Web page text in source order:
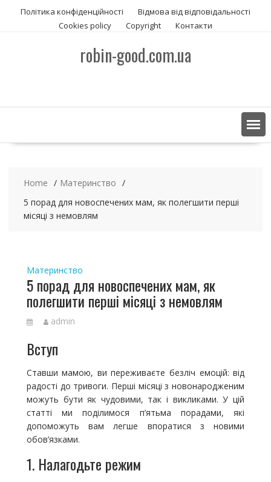
e
Політика конфіденційності
Відмова від відповідальності
Сookies policy
Copyright Контакти
robin-good.com.ua
Home
Материнство
5 порад для новоспечених мам, як полегшити перші
місяці з немовлям
Материнство
5 порад для новоспечених мам, як
полегшити перші місяці з немовлям
admin
Вступ
Ставши мамою, ви переживаєте безліч емоцій: від
радості до тривоги. Перші місяці з новонародженим
можуть бути як чудовими, так і викликами. У цій
статті ми поділимося п’ятьма порадами, які
допоможуть вам легше впоратися з новими
обов’язками.
1. Налагодьте режим